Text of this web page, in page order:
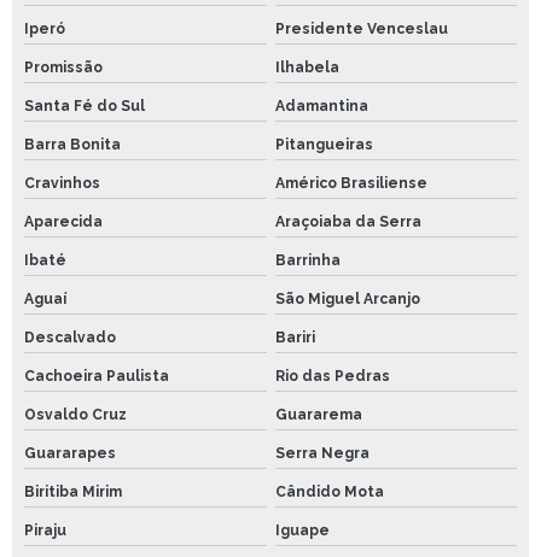
Iperó Presidente Venceslau
Promissão Ilhabela
Santa Fé do Sul Adamantina
Barra Bonita Pitangueiras
Cravinhos Américo Brasiliense
Aparecida Araçoiaba da Serra
Ibaté Barrinha
Aguaí São Miguel Arcanjo
Descalvado Bariri
Cachoeira Paulista Rio das Pedras
Osvaldo Cruz Guararema
Guararapes Serra Negra
Biritiba Mirim Cândido Mota
Piraju Iguape